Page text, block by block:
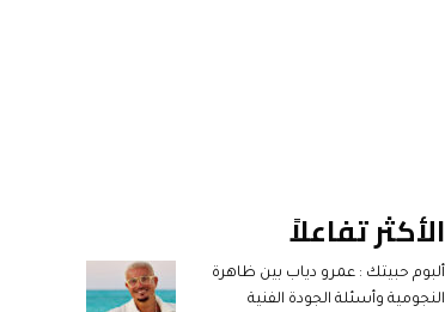
الأكثر تفاعلاً
ألبوم حبيتك : عمرو دياب بين ظاهرة
النجومية وأسئلة الجودة الفنية